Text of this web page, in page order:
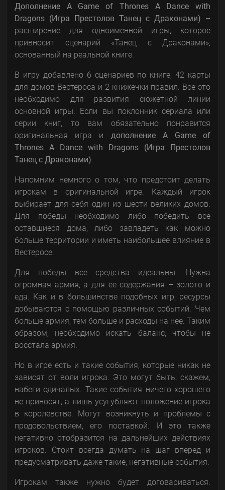
Дополнение A Game of Thrones A Dance with
Dragons (Игра Престолов Танец с Драконами) –
расширение для одноименной игры, которое
привносит сценарий «Танец с Драконами»,
основанный на реальной книге.
В игру добавлено 6 сценариев по книге, 42 карты
для домов Вестероса и 2 книжечки правил. Все это
необходимо для развития сюжетной линии
основной игры. Если вы поклонник сериала или
серии книг, то вам обязательно понравится
оригинальная игра и дополнение A Game of
Thrones A Dance with Dragons (Игра Престолов
Танец с Драконами).
Напомним немного о том, что предстоит делать
игрокам в оригинальной игре. Каждый игрок
выбирает для себя один из шести великих домов.
Для победы необходимо либо победить все
оставшиеся дома, либо завладеть как можно
больше территории и иметь наибольшее влияние в
Вестеросе.
Для победы все средства идеальны. Нужна
огромная армия, а для ее содержания – золото и
еда. Как и в большинстве подобных игр, ресурсы
добываются с помощью различных событий. Чем
больше армия, тем больше и расходы на нее. Таким
образом, необходимо искать баланс, чтобы не
восстала армия.
Но в игре есть и такие события, которые никак не
зависят от воли игрока. Это могут быть, скажем,
набеги одичалых. Такие события ничего хорошего
не приносят, а лишь усугубляют положение игрока
в королевстве. Могут возникнуть и проблемы с
продовольствием, его поставкой. И это также
негативно отобразится на дальнейших действиях
игроков. Стоит всегда думать на шаг вперед и
предусматривать даже такие, негативные события.
Игрокам также нужно будет договариваться.